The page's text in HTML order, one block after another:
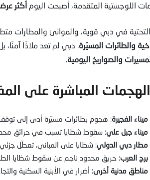
اللوجستية المتقدمة، أصبحت اليوم أكثر
التحتية في دبي قوية، والموانئ والمطارات
والطائرات المسيّرة. دبي لم تعد ملاذًا آمنًا،
والصواريخ اليومية.
ميناء الفجيرة: هجوم بطائرات مسيّرة أدى إلى
ميناء جبل علي: سقوط شظايا تسبب في حرائق
مطار دبي الدولي: شظايا على المباني، تعطّل جزئي
برج العرب: حريق محدود ناجم عن سقوط شظايا
مناطق مدنية أخرى: أضرار في الأبنية السكنية